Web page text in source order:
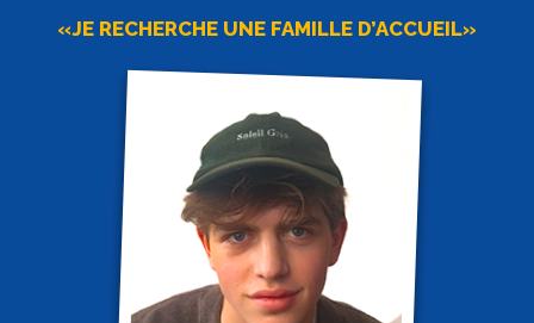
«JE RECHERCHE UNE FAMILLE D’ACCUEIL»